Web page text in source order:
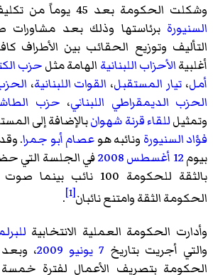
وشكلت الحكومة بعد 45 يوماً من تكليف
السنيورة برئاستها وذلك بعد
التأليف وتوزيع الحقائب بين الأطراف
أغلبيةالأحزاب اللبنانية الهامة مثلحزب
أمل، تيار المستقبل، القوات اللبنانية،
الحزب الديمقراطي اللبناني، حزب
وتمثيلللقاء قرنة شهوانبالإضافة إلى
فؤاد السنيورة ونائبه هوعصام أبو جمرا.
بيوم12 أغسطس 2008
الحكومة الثقة وامتنع نائبان[1]
.
وأدارت الحكومة العملية الانتخابية
والتي أجريت بتاريخ 7 يونيو 2009،
الحكومة بتصريف الأعمال لفترة